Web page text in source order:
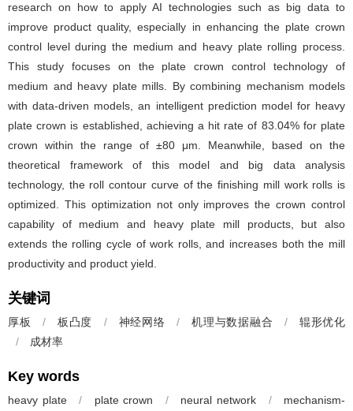
research on how to apply AI technologies such as big data to
improve product quality, especially in enhancing the plate crown
control level during the medium and heavy plate rolling process.
This study focuses on the plate crown control technology of
medium and heavy plate mills. By combining mechanism models
with data-driven models, an intelligent prediction model for heavy
plate crown is established, achieving a hit rate of 83.04% for plate
crown within the range of ±80 μm. Meanwhile, based on the
theoretical framework of this model and big data analysis
technology, the roll contour curve of the finishing mill work rolls is
optimized. This optimization not only improves the crown control
capability of medium and heavy plate mill products, but also
extends the rolling cycle of work rolls, and increases both the mill
productivity and product yield.
关键词
厚板 / 板凸度 / 神经网络 / 机理与数据融合 /
辊形优化
/
成材率
Key words
heavy plate / plate crown / neural network / mechanism-